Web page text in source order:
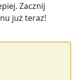
Zacznij
już teraz!